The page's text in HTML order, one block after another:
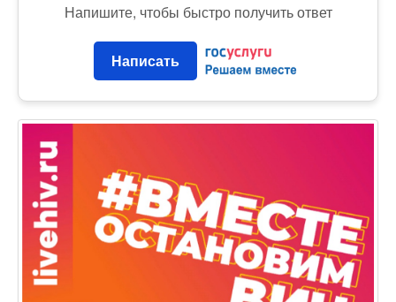
Напишите, чтобы быстро получить ответ
Написать